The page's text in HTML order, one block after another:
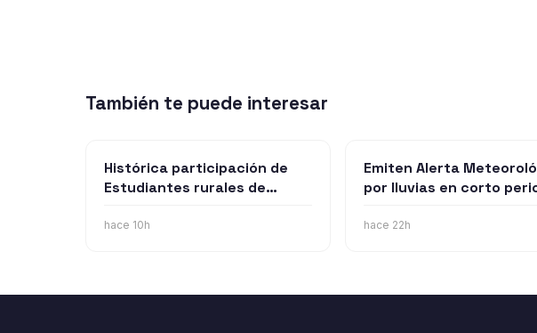
También te puede interesar
Histórica participación de
Estudiantes rurales de
de robótica en Estados
hace 10h
Emiten Alerta
por lluvias en corto
durante la tarde de este
hace 22h